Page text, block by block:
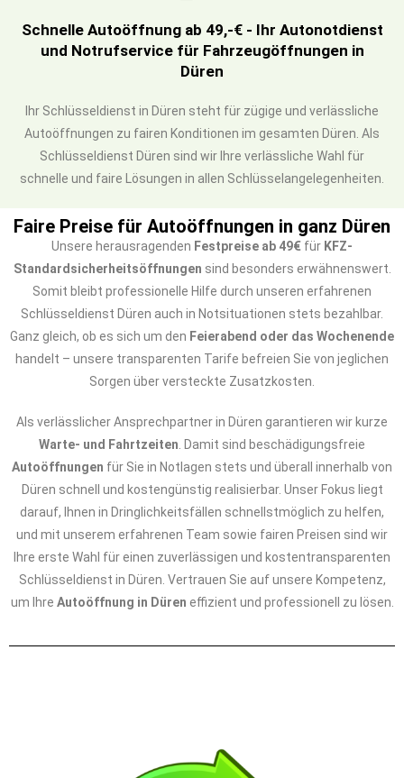
Schnelle Autoöffnung ab 49,-€ - Ihr Autonotdienst
und Notrufservice für Fahrzeugöffnungen in
Düren
Ihr Schlüsseldienst in Düren steht für zügige und verlässliche
Autoöffnungen zu fairen Konditionen im gesamten Düren. Als
Schlüsseldienst Düren sind wir Ihre verlässliche Wahl für
schnelle und faire Lösungen in allen Schlüsselangelegenheiten.
Faire Preise für Autoöffnungen in ganz Düren
Unsere herausragenden Festpreise ab 49€ für KFZ-
Standardsicherheitsöffnungen sind besonders erwähnenswert.
Somit bleibt professionelle Hilfe durch unseren erfahrenen
Schlüsseldienst Düren auch in Notsituationen stets bezahlbar.
Ganz gleich, ob es sich um den Feierabend oder das Wochenende
handelt – unsere transparenten Tarife befreien Sie von jeglichen
Sorgen über versteckte Zusatzkosten.
Als verlässlicher Ansprechpartner in Düren garantieren wir kurze
Warte- und Fahrtzeiten . Damit sind beschädigungsfreie
Autoöffnungen für Sie in Notlagen stets und überall innerhalb von
Düren schnell und kostengünstig realisierbar. Unser Fokus liegt
darauf, Ihnen in Dringlichkeitsfällen schnellstmöglich zu helfen,
und mit unserem erfahrenen Team sowie fairen Preisen sind wir
Ihre erste Wahl für einen zuverlässigen und kostentransparenten
Schlüsseldienst in Düren. Vertrauen Sie auf unsere Kompetenz,
um Ihre Autoöffnung in Düren effizient und professionell zu lösen.